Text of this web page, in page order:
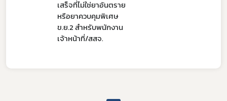
เสร็จที่ไม่ใช่ยาอันตราย
หรือยาควบคุมพิเศษ
ข.ย.2 สำหรับพนักงาน
เจ้าหน้าที่/สสจ.